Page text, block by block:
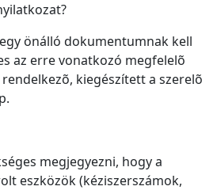
önálló dokumentumnak kell
az erre vonatkozó megfelelõ
kiegészített a szerelõ
megjegyezni, hogy a
eszközök (kéziszerszámok,